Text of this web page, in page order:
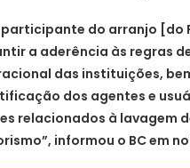
participante do arranjo [do
a aderência às regras
das instituições,
dos agentes e
relacionados à lavagem
informou o BC em